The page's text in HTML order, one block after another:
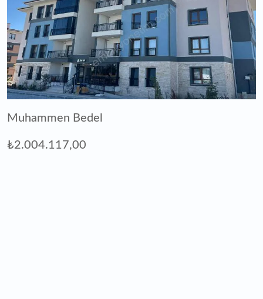
Muhammen Bedel
₺2.004.117,00